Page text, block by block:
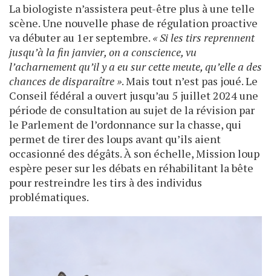
La biologiste n’assistera peut-être plus à une telle
scène. Une nouvelle phase de régulation proactive
va débuter au 1er septembre. « Si les tirs reprennent
jusqu’à la fin janvier, on a conscience, vu
l’acharnement qu’il y a eu sur cette meute, qu’elle a des
chances de disparaître ». Mais tout n’est pas joué. Le
Conseil fédéral a ouvert jusqu’au 5 juillet 2024 une
période de consultation au sujet de la révision par
le Parlement de l’ordonnance sur la chasse, qui
permet de tirer des loups avant qu’ils aient
occasionné des dégâts. À son échelle, Mission loup
espère peser sur les débats en réhabilitant la bête
pour restreindre les tirs à des individus
problématiques.